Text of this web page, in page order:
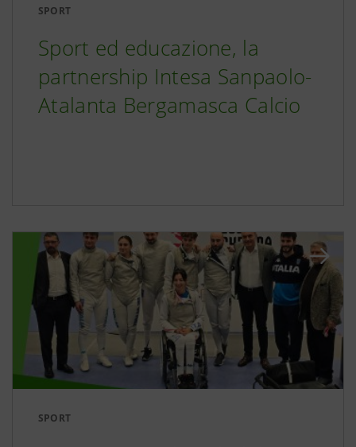
SPORT
Sport ed educazione, la
partnership Intesa Sanpaolo-
Atalanta Bergamasca Calcio
SPORT